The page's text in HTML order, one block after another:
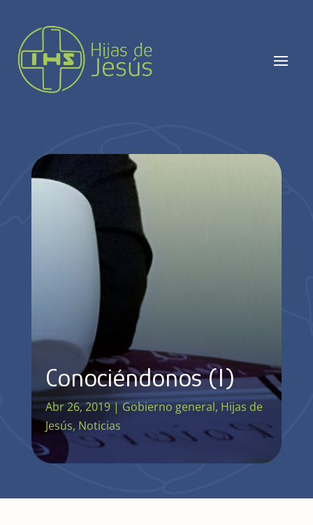
Conociéndonos (I)
Abr 26, 2019|Gobierno general, Hijas de
Jesús, Noticias